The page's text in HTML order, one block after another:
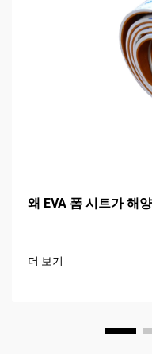
왜 EVA 폼 시트가 해
더 보기